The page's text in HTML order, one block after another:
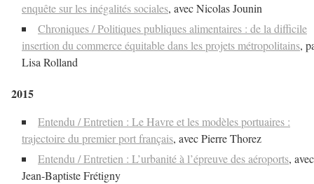
enquête sur les inégalités sociales, avec Nicolas Jounin
Chroniques / Politiques publiques alimentaires : de la difficile
insertion du commerce équitable dans les projets métropolitains,
Lisa Rolland
2015
Entendu / Entretien : Le Havre et les modèles portuaires :
trajectoire du premier port français, avec Pierre Thorez
Entendu / Entretien : L’urbanité à l’épreuve des aéroports, avec
Jean-Baptiste Frétigny